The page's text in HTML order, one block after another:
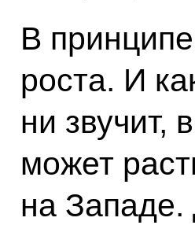
В
роста. И
ни
может
на Западе.